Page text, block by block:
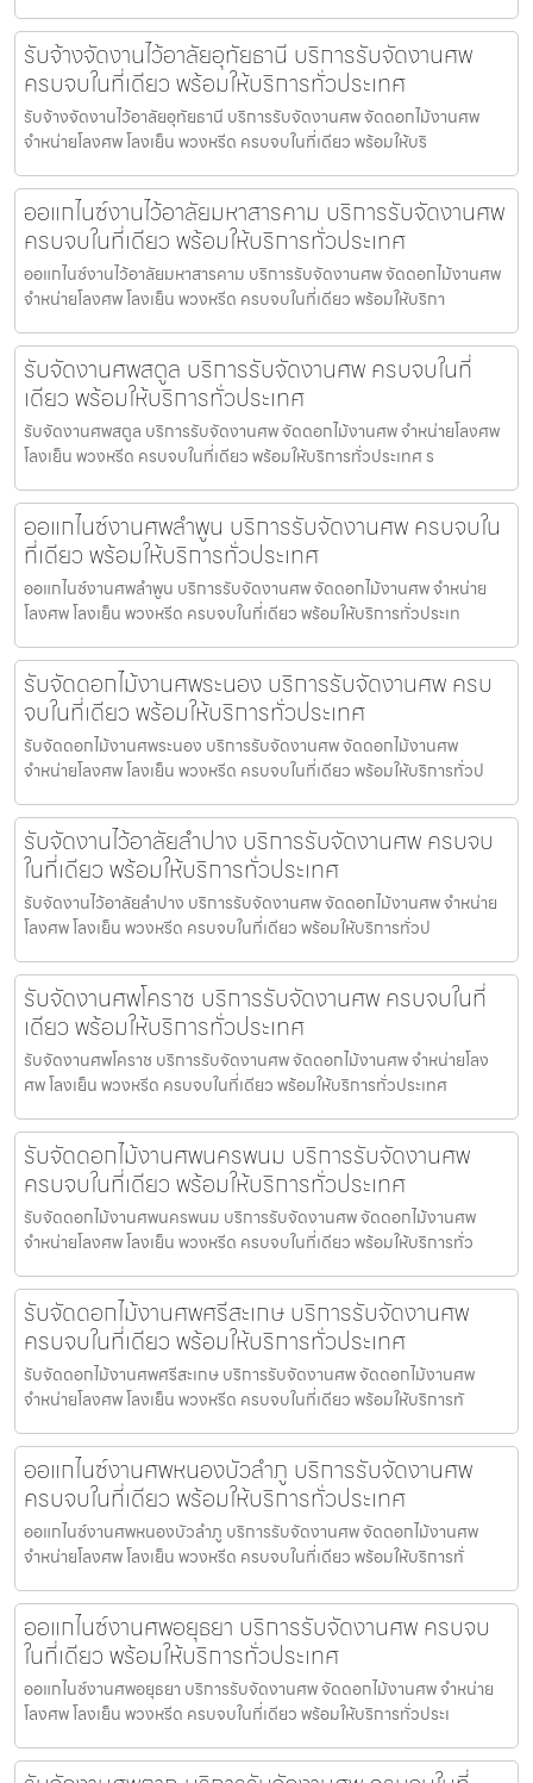
รับจ้างจัดงานไว้อาลัยอุทัยธานี บริการรับจัดงานศพ
ครบจบในที่เดียว พร้อมให้บริการทั่วประเทศ
รับจ้างจัดงานไว้อาลัยอุทัยธานี บริการรับจัดงานศพ จัดดอกไม้งานศพ
จำหน่ายโลงศพ โลงเย็น พวงหรีด ครบจบในที่เดียว พร้อมให้บริ
ออแกไนซ์งานไว้อาลัยมหาสารคาม บริการรับจัดงานศพ
ครบจบในที่เดียว พร้อมให้บริการทั่วประเทศ
ออแกไนซ์งานไว้อาลัยมหาสารคาม บริการรับจัดงานศพ จัดดอกไม้งานศพ
จำหน่ายโลงศพ โลงเย็น พวงหรีด ครบจบในที่เดียว พร้อมให้บริกา
รับจัดงานศพสตูล บริการรับจัดงานศพ ครบจบในที่
เดียว พร้อมให้บริการทั่วประเทศ
รับจัดงานศพสตูล บริการรับจัดงานศพ จัดดอกไม้งานศพ จำหน่ายโลงศพ
โลงเย็น พวงหรีด ครบจบในที่เดียว พร้อมให้บริการทั่วประเทศ ร
ออแกไนซ์งานศพลำพูน บริการรับจัดงานศพ ครบจบใน
ที่เดียว พร้อมให้บริการทั่วประเทศ
ออแกไนซ์งานศพลำพูน บริการรับจัดงานศพ จัดดอกไม้งานศพ จำหน่าย
โลงศพ โลงเย็น พวงหรีด ครบจบในที่เดียว พร้อมให้บริการทั่วประเท
รับจัดดอกไม้งานศพระนอง บริการรับจัดงานศพ ครบ
จบในที่เดียว พร้อมให้บริการทั่วประเทศ
รับจัดดอกไม้งานศพระนอง บริการรับจัดงานศพ จัดดอกไม้งานศพ
จำหน่ายโลงศพ โลงเย็น พวงหรีด ครบจบในที่เดียว พร้อมให้บริการทั่วป
รับจัดงานไว้อาลัยลำปาง บริการรับจัดงานศพ ครบจบ
ในที่เดียว พร้อมให้บริการทั่วประเทศ
รับจัดงานไว้อาลัยลำปาง บริการรับจัดงานศพ จัดดอกไม้งานศพ จำหน่าย
โลงศพ โลงเย็น พวงหรีด ครบจบในที่เดียว พร้อมให้บริการทั่วป
รับจัดงานศพโคราช บริการรับจัดงานศพ ครบจบในที่
เดียว พร้อมให้บริการทั่วประเทศ
รับจัดงานศพโคราช บริการรับจัดงานศพ จัดดอกไม้งานศพ จำหน่ายโลง
ศพ โลงเย็น พวงหรีด ครบจบในที่เดียว พร้อมให้บริการทั่วประเทศ
รับจัดดอกไม้งานศพนครพนม บริการรับจัดงานศพ
ครบจบในที่เดียว พร้อมให้บริการทั่วประเทศ
รับจัดดอกไม้งานศพนครพนม บริการรับจัดงานศพ จัดดอกไม้งานศพ
จำหน่ายโลงศพ โลงเย็น พวงหรีด ครบจบในที่เดียว พร้อมให้บริการทั่ว
รับจัดดอกไม้งานศพศรีสะเกษ บริการรับจัดงานศพ
ครบจบในที่เดียว พร้อมให้บริการทั่วประเทศ
รับจัดดอกไม้งานศพศรีสะเกษ บริการรับจัดงานศพ จัดดอกไม้งานศพ
จำหน่ายโลงศพ โลงเย็น พวงหรีด ครบจบในที่เดียว พร้อมให้บริการทั
ออแกไนซ์งานศพหนองบัวลำภู บริการรับจัดงานศพ
ครบจบในที่เดียว พร้อมให้บริการทั่วประเทศ
ออแกไนซ์งานศพหนองบัวลำภู บริการรับจัดงานศพ จัดดอกไม้งานศพ
จำหน่ายโลงศพ โลงเย็น พวงหรีด ครบจบในที่เดียว พร้อมให้บริการทั่
ออแกไนซ์งานศพอยุธยา บริการรับจัดงานศพ ครบจบ
ในที่เดียว พร้อมให้บริการทั่วประเทศ
ออแกไนซ์งานศพอยุธยา บริการรับจัดงานศพ จัดดอกไม้งานศพ จำหน่าย
โลงศพ โลงเย็น พวงหรีด ครบจบในที่เดียว พร้อมให้บริการทั่วประเ